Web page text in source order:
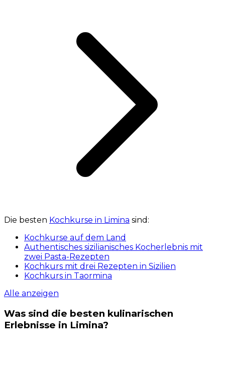
Die besten Kochkurse in Limina sind:
Kochkurse auf dem Land
Authentisches sizilianisches Kocherlebnis mit
zwei Pasta-Rezepten
Kochkurs mit drei Rezepten in Sizilien
Kochkurs in Taormina
Alle anzeigen
Was sind die besten kulinarischen
Erlebnisse in Limina?